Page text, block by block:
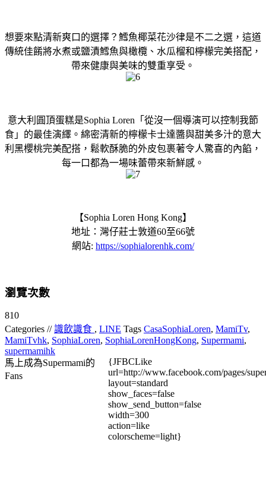
想要來點清新爽口的選擇？鱈魚椰菜花沙律是不二之選，這道
傳統佳餚將水煮或鹽漬鱈魚與橄欖、水瓜榴和檸檬完美搭配，
帶來健康與美味的雙重享受。
意大利圓頂蛋糕是Sophia Loren「從沒一個導演可以控制我節
食」的最佳演繹。綿密清新的檸檬卡士達醬與甜美多汁的意大
利黑櫻桃完美配搭，鬆軟酥脆的外皮包裹著令人驚喜的內餡，
每一口都為一場味蕾帶來新鮮感。
【Sophia Loren Hong Kong】
地址：灣仔莊士敦道60至66號
網站: https://sophialorenhk.com/
瀏覽次數
810
Categories //識飲識食 , LINE Tags CasaSophiaLoren, MamiTv,
MamiTvhk, SophiaLoren, SophiaLorenHongKong, Supermami,
supermamihk
馬上成為Supermami的
Fans
{JFBCLike
url=http://www.facebook.com/pages/
layout=standard
show_faces=false
show_send_button=false
width=300
action=like
colorscheme=light}